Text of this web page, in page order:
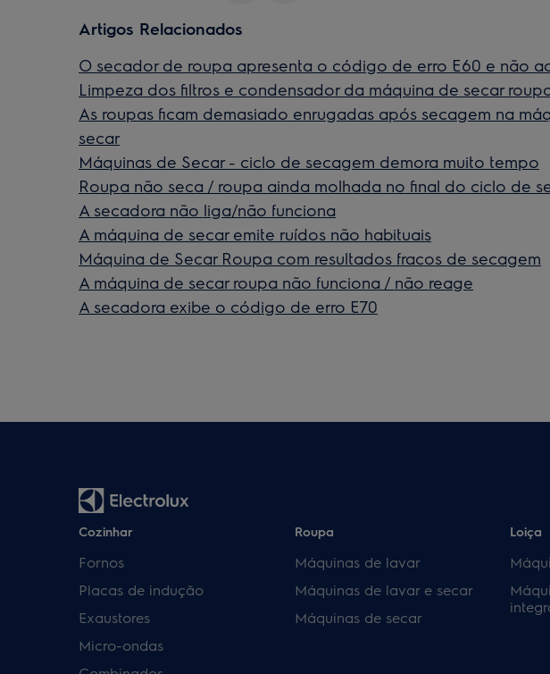
Artigos Relacionados
O secador de roupa apresenta o código de erro E60 e não
Limpeza dos filtros e condensador da máquina de secar
As roupas ficam demasiado enrugadas após secagem na
secar
Máquinas de Secar - ciclo de secagem demora muito tempo
Roupa não seca / roupa ainda molhada no final do ciclo de
A secadora não liga/não funciona
A máquina de secar emite ruídos não habituais
Máquina de Secar Roupa com resultados fracos de secagem
A máquina de secar roupa não funciona / não reage
A secadora exibe o código de erro E70
Cozinhar
Fornos
Placas de indução
Exaustores
Micro-ondas
Roupa
Máquinas de lavar
Máquinas de lavar e secar
Máquinas de secar
Loiça